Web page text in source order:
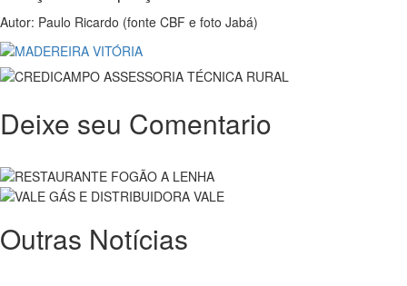
Autor: Paulo Ricardo (fonte CBF e foto Jabá)
Deixe seu Comentario
Outras Notícias